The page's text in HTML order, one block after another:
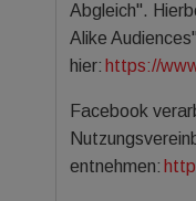
Abgleich".
Alike
hier: https://
Facebook
entnehmen: